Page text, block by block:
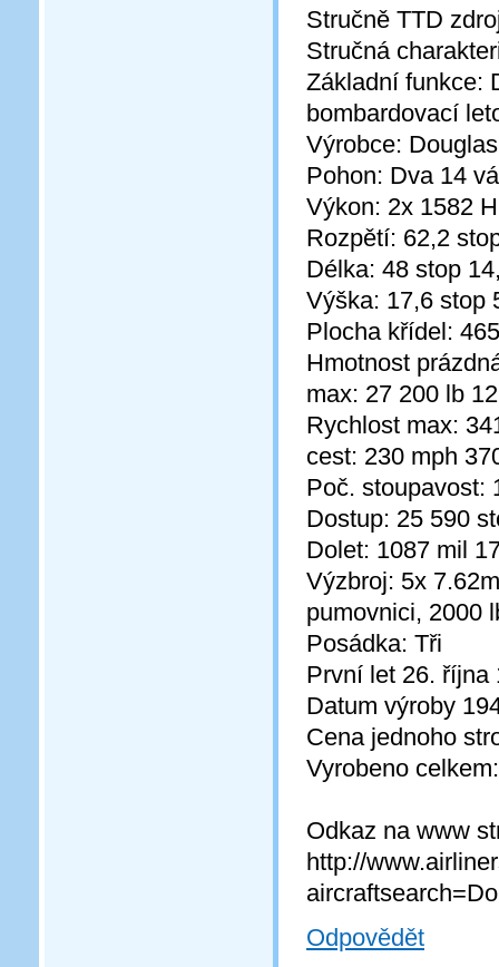
Stručně TTD
Stručná
Základní funkce:
bombardovací
Výrobce:
Pohon: Dva 14
Výkon: 2x 1582
Rozpětí: 62,2
Délka: 48 stop
Výška: 17,6 stop
Plocha křídel:
Hmotnost
max: 27 200 lb
Rychlost max:
cest: 230 mph
Poč. stoupavost:
Dostup: 25 590
Dolet: 1087 mil
Výzbroj: 5x
pumovnici, 2000
Posádka: Tři
První let 26. října
Datum výroby
Cena jednoho
Vyrobeno
Odkaz na www
http://
Odpovědět